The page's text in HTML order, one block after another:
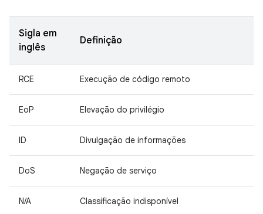
Sigla em
inglês
Definição
RCE Execução de código remoto
EoP Elevação do privilégio
ID Divulgação de informações
DoS Negação de serviço
N/A Classificação indisponível